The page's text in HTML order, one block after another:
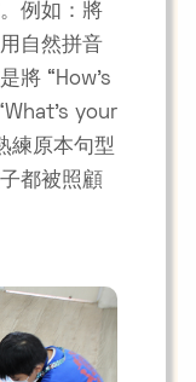
例如：將
自然拼音
將 “How’s
your
練原本句型
都被照顧